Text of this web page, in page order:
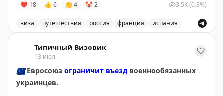
Испания — 17 июля,
Франция — 23 июля,
Великобритания — 14 августа.
Пошёл дальше разгребать этот слотопад.
Вопросы, запросы, записи — всё сюда:
📲 @matrasssi
❤ 18 👍 6 👏 4 🤡2 3.5K(0.8%)
виза путешествия россия франция испания
Типичный Визовик
13 июл.
🇪🇺Евросоюз ограничит въездвоеннообязанных
украинцев.